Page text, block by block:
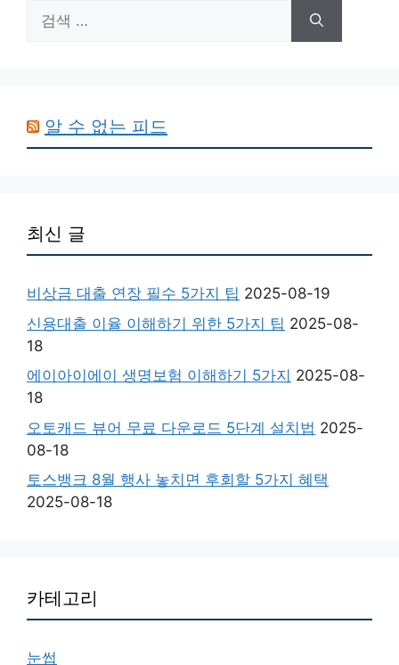
색:
알 수 없는 피드
최신 글
비상금 대출 연장 필수 5가지 팁 2025-08-19
신용대출 이율 이해하기 위한 5가지 팁 2025-08-
18
에이아이에이 생명보험 이해하기 5가지 2025-08-
18
오토캐드 뷰어 무료 다운로드 5단계 설치법 2025-
08-18
토스뱅크 8월 행사 놓치면 후회할 5가지 혜택
2025-08-18
카테고리
눈썹